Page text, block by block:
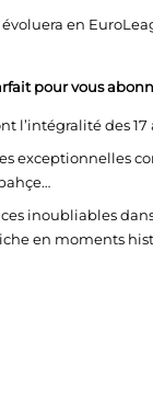
en
pour vous
l’intégralité des
exceptionnelles
inoubliables
en moments